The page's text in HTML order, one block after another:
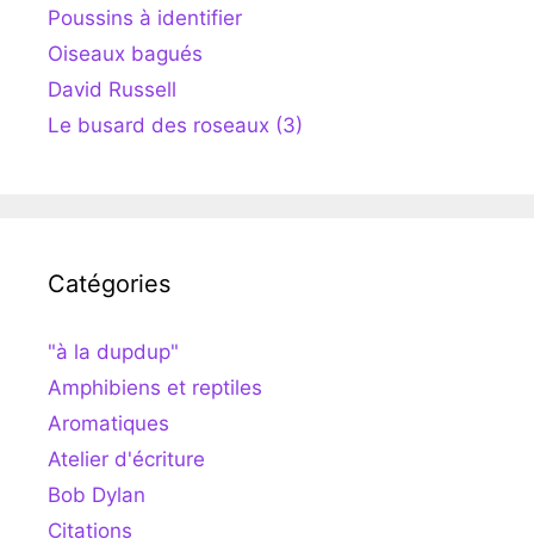
Poussins à identifier
Oiseaux bagués
David Russell
Le busard des roseaux (3)
Catégories
"à la dupdup"
Amphibiens et reptiles
Aromatiques
Atelier d'écriture
Bob Dylan
Citations